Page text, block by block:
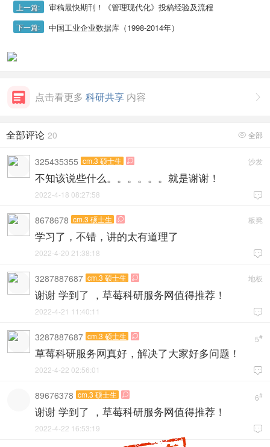
上一篇: 审稿最快期刊！《管理现代化》投稿经验及流程
下一篇: 中国工业企业数据库（1998-2014年）

点击看更多 科研共享 内容
 全部
全部评论 20
沙发
325435355 cm.3 硕士生 
不知该说些什么。。。。。。就是谢谢！

2022-4-18 08:27:58
板凳
8678678 cm.3 硕士生 
学习了，不错，讲的太有道理了

2022-4-20 21:38:18
地板
3287887687 cm.3 硕士生 
谢谢 学到了 ，草莓科研服务网值得推荐！

2022-4-21 11:40:11
5#
3287887687 cm.3 硕士生 
草莓科研服务网真好，解决了大家好多问题！

2022-4-22 02:56:01
6#
89676378 cm.3 硕士生 
谢谢 学到了 ，草莓科研服务网值得推荐！

2022-4-22 16:53:19